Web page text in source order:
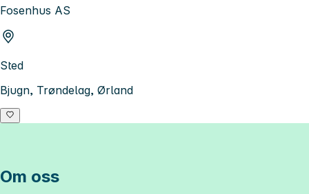
Fosenhus AS
Sted
Bjugn, Trøndelag, Ørland
Om oss